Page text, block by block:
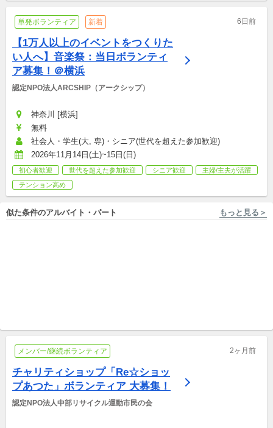
単発ボランティア 新着 6日前
【1万人以上のイベントをつくりた
い人へ】音楽祭：当日ボランティ
ア募集！＠横浜
認定NPO法人ARCSHIP（アークシップ）
神奈川 [横浜]
無料
社会人・学生(大, 専)・シニア(世代を超えた参加歓迎)
2026年11月14日(土)~15日(日)
初心者歓迎 世代を超えた参加歓迎 シニア歓迎
主婦/主夫が活躍
テンション高め
似た条件のアルバイト・パート もっと見る＞
メンバー/継続ボランティア 2ヶ月前
チャリティショップ「Re☆ショッ
プあつた」ボランティア 大募集！
認定NPO法人中部リサイクル運動市民の会